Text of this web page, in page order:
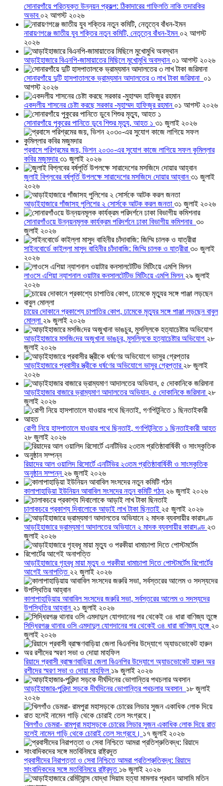
সোনারগাঁয়ে পরিত্যক্ত উন্নয়ন প্রকল্প: ঠিকাদারের গাফিলতি নাকি তদারকির
অভাব ০২ আগস্ট ২০২৬
নারায়ণগঞ্জে জাতীয় যুব শক্তির নতুন কমিটি, নেতৃত্বে বাঁধন-ইমন ০২ আগস্ট
২০২৬
আড়াইহাজারে বিএনপি-জামায়াতের মিছিলে মুখোমুখি অবস্থান ০১ আগস্ট ২০২৬
সোনারগাঁয়ে দুটি হাসপাতালকে ভ্রাম্যমান আদালতের ৩ লাখ টাকা জরিমানা ০১
আগস্ট ২০২৬
একদলীয় শাসনের চেষ্টা করছে সরকার -মুহাম্মদ হাফিজুর রহমান ০১ আগস্ট ২০২৬
সোনারগাঁয়ে পুকুরের পানিতে ডুবে শিশুর মৃত্যু, আহত ১ ৩১ জুলাই ২০২৬
প্রবাসে পরিশ্রমের জয়, ভিশন ২০৩০-এর সুযোগ কাজে লাগিয়ে সফল কুমিল্লার
কবির মজুমদার৩১ জুলাই ২০২৬
জুলাই বিপ্লবের বর্ষপূর্তি উপলক্ষে সারাদেশের মসজিদে দোয়ার আহ্বান৩১ জুলাই
২০২৬
আড়াইহাজারে গাঁজাসহ পুলিশের ২ সোর্সকে আটক করল জনতা ৩১ জুলাই ২০২৬
সোনারগাঁওয়ে উন্নয়নমূলক কার্যক্রম পরিদর্শনে ঢাকা বিভাগীয় কমিশনার ৩০
জুলাই ২০২৬
সাইনবোর্ডে কাইল্লা মাসুদ বাহিনীর চাঁদাবাজি: জিম্মি চালক ও যাত্রীরা ৩০ জুলাই
২০২৬
লাওসে এশিয়া ন্যাশনাল ওয়াটার কনসালটেটিভ মিটিংয়ে এমপি মিলন ২৯ জুলাই
২০২৬
চায়ের দোকানে প্রকাশ্যে চাপাতির কোপ, ঢামেকে মৃত্যুর সঙ্গে পাঞ্জা লড়ছেন বাবুল
মোল্লা ২৯ জুলাই ২০২৬
আড়াইহাজারে মস‌জি‌দের অজুখানা ভাঙচুর, মুসল্লিকে হত্যাচেষ্টার অভিযোগ ২৮
জুলাই ২০২৬
আড়াইহাজারে প্রবাসীর স্ত্রীকে ধর্ষণের অভিযোগে ভাসুর গ্রেপ্তার ২৮ জুলাই
২০২৬
আড়াইহাজার বাজারে ভ্রাম্যমাণ আদালতের অভিযান, ৫ দোকানিকে জরিমানা ২৮
জুলাই ২০২৬
রোগী নিয়ে হাসপাতালে যাওয়ার পথে ছিনতাই, গণপিটুনিতে ১ ছিনতাইকারী আহত
২৮ জুলাই ২০২৬
রিয়াদের আল ওয়ালিদ রিসোর্টে এনটিভির ২৩তম প্রতিষ্ঠাবার্ষিকী ও সাংস্কৃতিক
অনুষ্ঠান সম্পন্ন ২৬ জুলাই ২০২৬
কালাপাহাড়িয়া ইউনিয়ন আবাবিল সংসদের নতুন কমিটি গঠন ২৬ জুলাই ২০২৬
চালাকচরে প্রকাশ্য দিবালোকে আড়াই লাখ টাকা ছিনতাই ২৫ জুলাই ২০২৬
আড়াইহাজারে ভ্রাম্যমাণ আদালতের অভিযানে ২ মাদক ব্যবসায়ীর কারাদণ্ড ২৩
জুলাই ২০২৬
আড়াইহাজারে গৃহবধূ মায়া মৃত্যু ও পরকীয়া ধামাচাপা দিতে পোস্টমর্টেম রিপোর্টের
আগেই অনাপত্তি ২২ জুলাই ২০২৬
কালাপাহাড়িয়ায় আবাবিল সংসদের জরুরি সভা, সর্বস্তরের আলেম ও সদস্যদের
উপস্থিতির আহ্বান ২১ জুলাই ২০২৬
সিদ্ধিরগঞ্জ থানার ওসি এমদাদুল যোগদানের পর থেকেই ৩৪ ধারা বাণিজ্য তুঙ্গে ২০
জুলাই ২০২৬
রিয়াদে প্রবাসী ব্রাহ্মণবাড়িয়া জেলা বিএনপির উদ্যোগে অ্যাডভোকেট হারুন অর
রশীদের স্মরণ সভা ও দোয়া মাহফিল ১৯ জুলাই ২০২৬
আড়াইহাজার-পুরিন্দা সড়কে দীর্ঘদিনের ভোগান্তির পথচলার অবসান ১৮ জুলাই
২০২৬
খিলগাঁও ডেমরা- রামপুরা মহাসড়কে চোরের লিডার সুজন একাধিক লোক দিয়ে রাত
হলেই নামেন গাড়ি থেকে চোরাই তেল সংগ্রহে। ১৭ জুলাই ২০২৬
প্রবাসীদের নিরাপত্তা ও সেবা নিশ্চিতে আমরা প্রতিশ্রুতিবদ্ধ: রিয়াদে
সাংবাদিকদের সঙ্গে মতবিনিময়ে রাষ্ট্রদূত ১৬ জুলাই ২০২৬